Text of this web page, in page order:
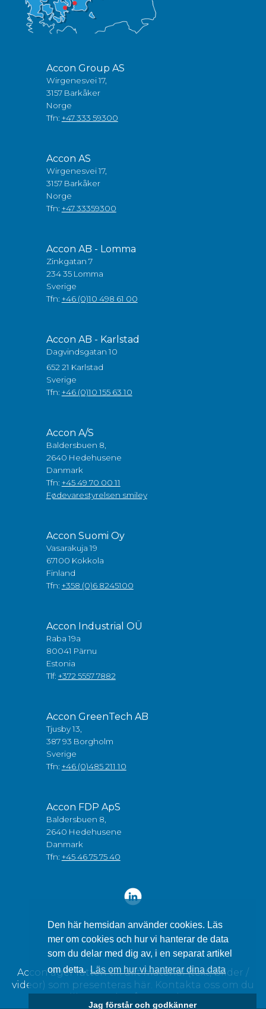
Den här hemsidan använder cookies. Läs
mer om cookies och hur vi hanterar de data
som du delar med dig av, i en separat artikel
om detta.Läs om hur vi hanterar dina data
Jag förstår och godkänner
Accon Group AS
Wirgenesvei 17,
3157 Barkåker
Norge
Tfn: +47 333 59300
Accon AS
Wirgenesvei 17,
3157 Barkåker
Norge
Tfn: +47 33359300
Accon AB - Lomma
Zinkgatan 7
234 35 Lomma
Sverige
Tfn: +46 (0)10 498 61 00
Accon AB - Karlstad
Dagvindsgatan 10
652 21 Karlstad
Sverige
Tfn: +46 (0)10 155 63 10
Accon A/S
Baldersbuen 8,
2640 Hedehusene
Danmark
Tfn: +45 49 70 00 11
Fødevarestyrelsen smiley
Accon Suomi Oy
Vasarakuja 19
67100 Kokkola
Finland
Tfn: +358 (0)6 8245100
Accon Industrial OÜ
Raba 19a
80041 Pärnu
Estonia
Tlf: +372 5557 7882
Accon GreenTech AB
Tjusby 13,
387 93 Borgholm
Sverige
Tfn: +46 (0)485 211 10
Accon FDP ApS
Baldersbuen 8,
2640 Hedehusene
Danmark
Tfn: +45 46 75 75 40
Accon äger rätten till allt material (text, bilder /
videor) som presenteras här. Kontakta oss om du